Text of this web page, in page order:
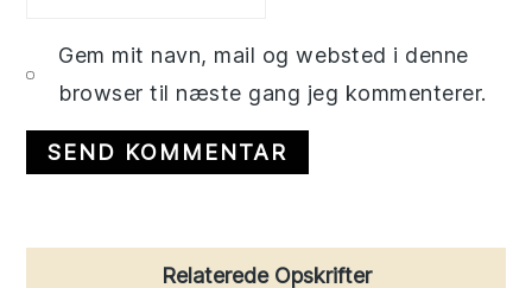
Gem mit navn, mail og websted i denne
browser til næste gang jeg kommenterer.
Relaterede Opskrifter